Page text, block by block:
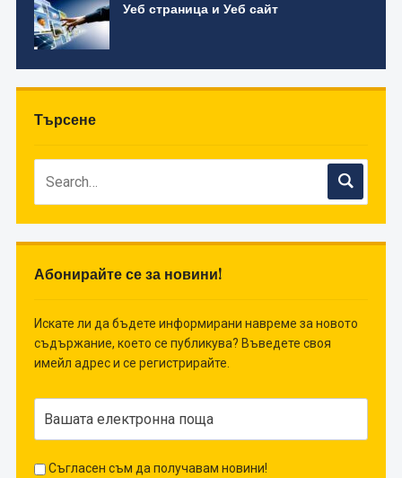
Уеб страница и Уеб сайт
Търсене
Абонирайте се за новини!
Искате ли да бъдете информирани навреме за новото
съдържание, което се публикува? Въведете своя
имейл адрес и се регистрирайте.
Съгласен съм да получавам новини!